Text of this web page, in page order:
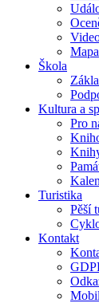
Mapa
Škola
Kultura a
Pro
Turistika
Pěší
Kontakt